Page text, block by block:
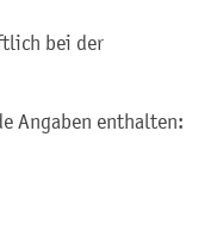
bei der
Angaben enthalten: